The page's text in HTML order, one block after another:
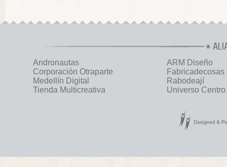
Andronautas
ARM Diseño
Corporación Otraparte
Fabricadecosas
Medellín Digital
Rabodeají
Tienda Multicreativa
Universo Centro